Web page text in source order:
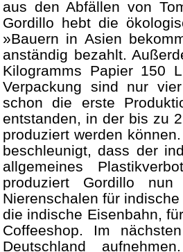
aus den Abfällen von
Gordillo hebt die
»Bauern in Asien
anständig bezahlt.
Kilogramms Papier 150
Verpackung sind nur
schon die erste
entstanden, in der bis zu
produziert werden
beschleunigt, dass der
allgemeines
produziert Gordillo nun
Nierenschalen für
die indische Eisenbahn,
Coffeeshop. Im
Deutschland